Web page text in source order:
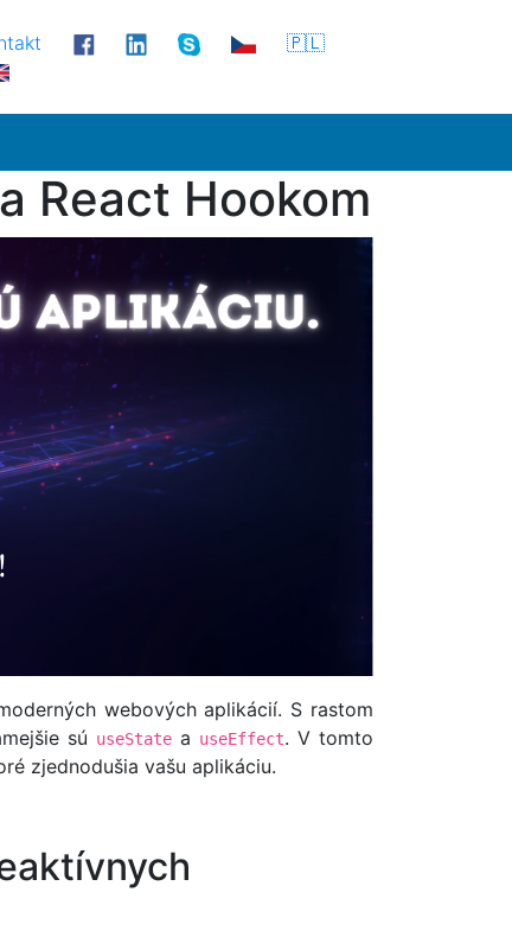
🇵🇱
React Hookom
webových aplikácií. S rastom
sú useState a useEffect. V tomto
zjednodušia vašu aplikáciu.